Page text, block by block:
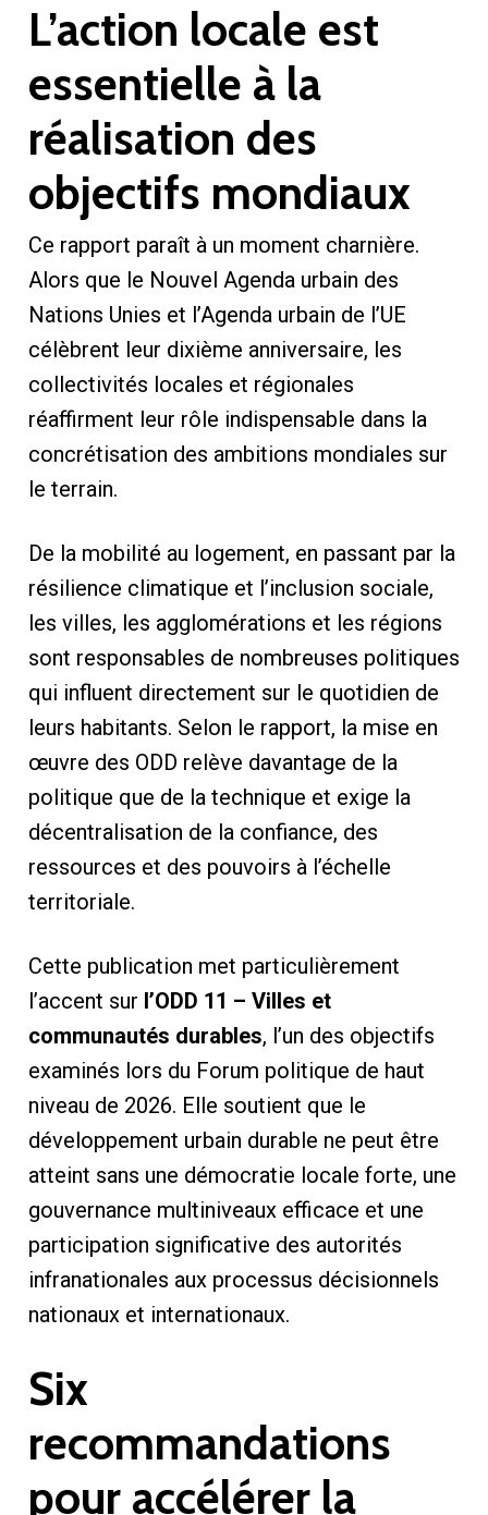
L’action locale est
essentielle à la
réalisation des
objectifs mondiaux
Ce rapport paraît à un moment charnière.
Alors que le Nouvel Agenda urbain des
Nations Unies et l’Agenda urbain de l’UE
célèbrent leur dixième anniversaire, les
collectivités locales et régionales
réaffirment leur rôle indispensable dans la
concrétisation des ambitions mondiales sur
le terrain.
De la mobilité au logement, en passant par la
résilience climatique et l’inclusion sociale,
les villes, les agglomérations et les régions
sont responsables de nombreuses politiques
qui influent directement sur le quotidien de
leurs habitants. Selon le rapport, la mise en
œuvre des ODD relève davantage de la
politique que de la technique et exige la
décentralisation de la confiance, des
ressources et des pouvoirs à l’échelle
territoriale.
Cette publication met particulièrement
l’accent sur l’ODD 11 – Villes et
communautés durables, l’un des objectifs
examinés lors du Forum politique de haut
niveau de 2026. Elle soutient que le
développement urbain durable ne peut être
atteint sans une démocratie locale forte, une
gouvernance multiniveaux efficace et une
participation significative des autorités
infranationales aux processus décisionnels
nationaux et internationaux.
Six
recommandations
pour accélérer la